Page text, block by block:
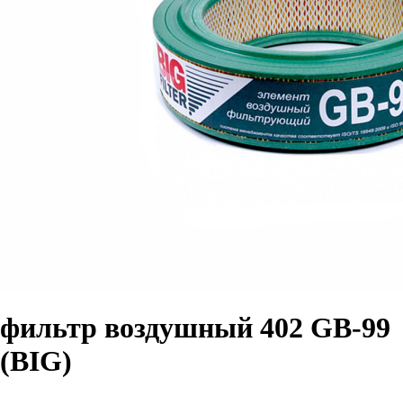
фильтр воздушный 402 GB-99
(BIG)